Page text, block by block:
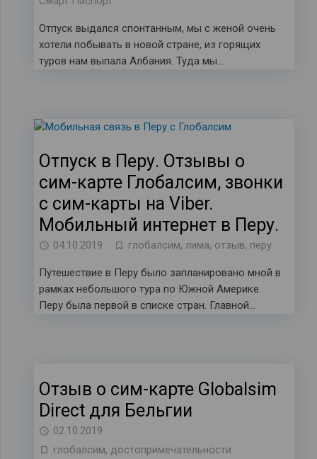
Отпуск выдался спонтанным, мы с женой очень
хотели побывать в новой стране, из горящих
туров нам выпала Албания. Туда мы…
Отпуск в Перу. Отзывы о
сим-карте Глобалсим, звонки
с сим-карты на Viber.
Мобильный интернет в Перу.
04.10.2019 глобалсим, лима, отзыв, перу
Путешествие в Перу было запланировано мной в
рамках небольшого тура по Южной Америке.
Перу была первой в списке стран. Главной…
Отзыв о сим-карте Globalsim
Direct для Бельгии
02.10.2019
глобалсим, достопримечательности